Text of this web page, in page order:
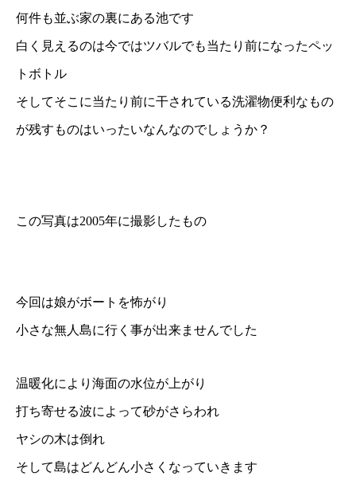
何件も並ぶ家の裏にある池です
白く見えるのは今ではツバルでも当たり前になったペッ
トボトル
そしてそこに当たり前に干されている洗濯物便利なもの
が残すものはいったいなんなのでしょうか？
この写真は2005年に撮影したもの
今回は娘がボートを怖がり
小さな無人島に行く事が出来ませんでした
温暖化により海面の水位が上がり
打ち寄せる波によって砂がさらわれ
ヤシの木は倒れ
そして島はどんどん小さくなっていきます